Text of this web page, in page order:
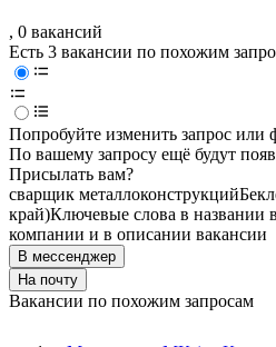
, 0 вакансий
Есть 3 вакансии по похожим
Попробуйте изменить запрос или
По вашему запросу ещё будут
Присылать вам?
сварщик металлоконструкций
край)Ключевые слова в названии
компании и в описании вакансии
В мессенджер
На почту
Вакансии по похожим запросам